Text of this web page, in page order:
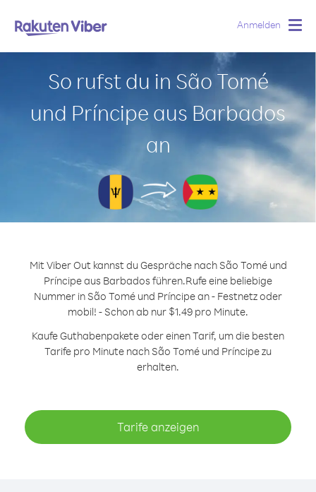
Anmelden
So rufst du in São Tomé
und Príncipe aus Barbados
an
Mit Viber Out kannst du Gespräche nach São Tomé und
Príncipe aus Barbados führen.Rufe eine beliebige
Nummer in São Tomé und Príncipe an - Festnetz oder
mobil! - Schon ab nur $1.49 pro Minute.
Kaufe Guthabenpakete oder einen Tarif, um die besten
Tarife pro Minute nach São Tomé und Príncipe zu
erhalten.
Tarife anzeigen